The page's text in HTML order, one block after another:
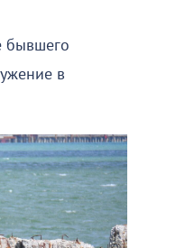
бывшего
в